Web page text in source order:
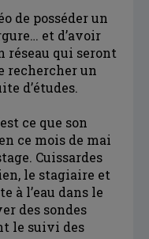
de posséder un
et d’avoir
réseau qui seront
rechercher un
d’études.
ce que son
ce mois de mai
Cuissardes
le stagiaire et
à l’eau dans le
des sondes
le suivi des